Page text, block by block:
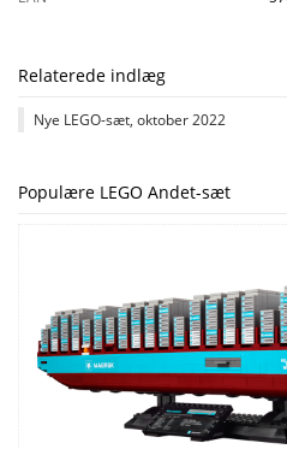
Relaterede indlæg
Nye LEGO-sæt, oktober 2022
Populære LEGO Andet-sæt